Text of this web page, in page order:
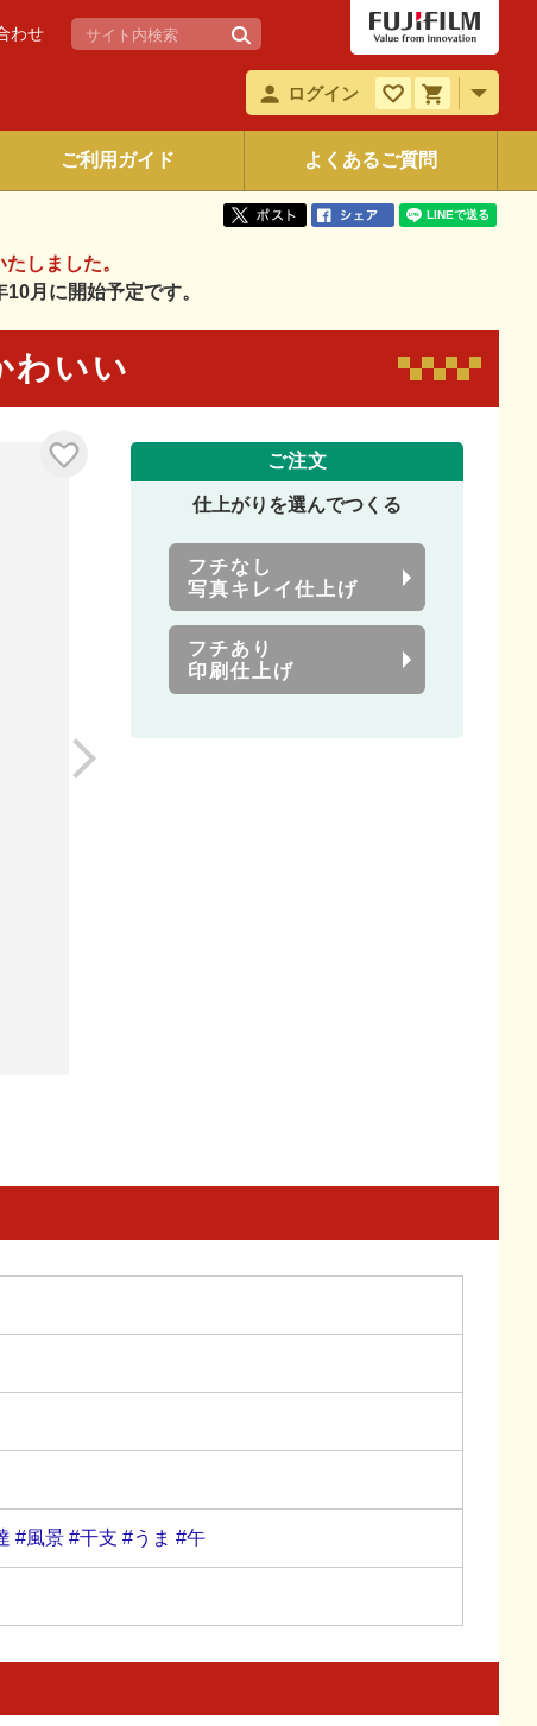
わせ
ログイン
ご利用ガイド よくあるご質問
しました。
10月に開始予定です。
いい
ご注文
仕上がりを選んでつくる
フチなし
写真キレイ仕上げ
フチあり
印刷仕上げ
#風景 #干支 #うま #午